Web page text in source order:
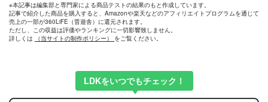
※本記事は編集部と専門家による商品テストの結果のもと作成しています。
記事で紹介した商品を購入すると、Amazonや楽天などのアフィリエイトプログラムを通じて
売上の一部が360LiFE（晋遊舎）に還元されます。
ただし、この収益は評価やランキングに一切影響致しません。
詳しくは
（当サイトの制作ポリシー） をご覧ください。
LDKをいつでもチェック！